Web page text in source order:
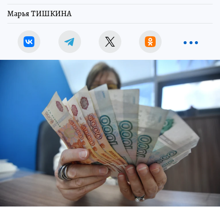
Марья ТИШКИНА